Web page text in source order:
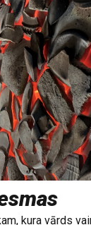
kura vārds